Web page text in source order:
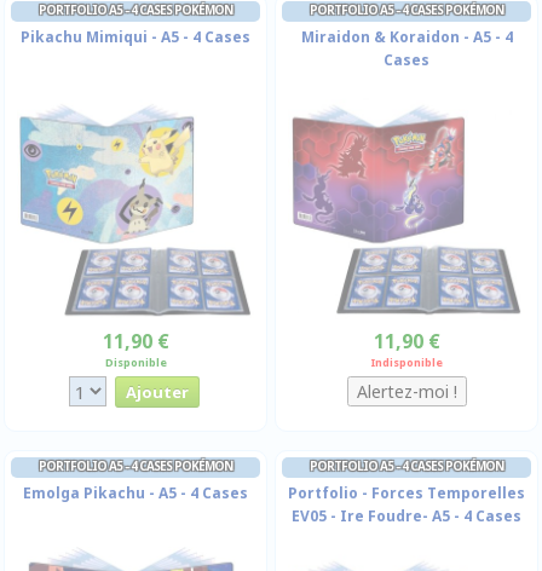
PORTFOLIO A5 - 4 CASES POKÉMON
Pikachu Mimiqui - A5 - 4 Cases
11,90 €
Disponible
PORTFOLIO A5 - 4 CASES POKÉMON
Miraidon & Koraidon - A5 - 4
Cases
11,90 €
Indisponible
PORTFOLIO A5 - 4 CASES POKÉMON
Emolga Pikachu - A5 - 4 Cases
PORTFOLIO A5 - 4 CASES POKÉMON
Portfolio - Forces Temporelles
EV05 - Ire Foudre- A5 - 4 Cases